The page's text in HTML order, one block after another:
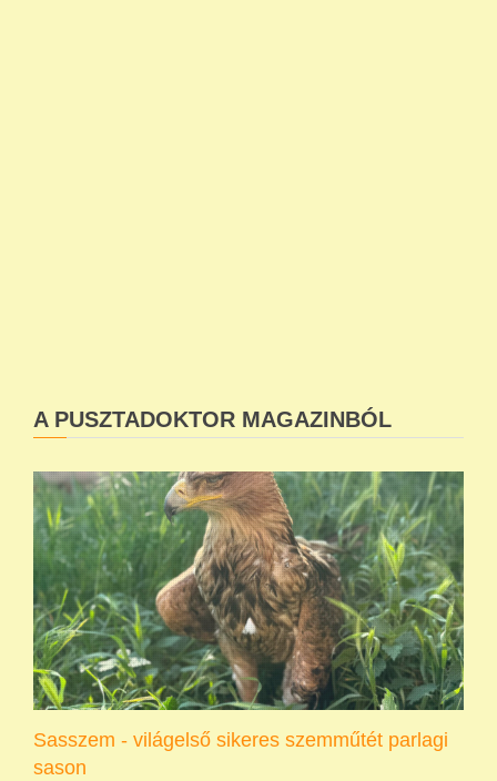
A PUSZTADOKTOR MAGAZINBÓL
Sasszem - világelső sikeres szemműtét parlagi
sason